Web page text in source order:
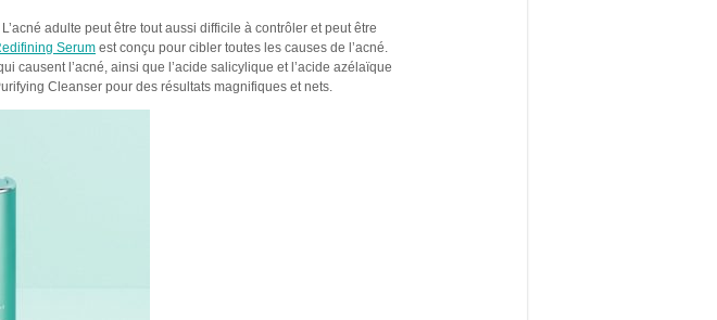
adulte peut être tout aussi difficile à contrôler et peut être
Serum est conçu pour cibler toutes les causes de l’acné.
causent l’acné, ainsi que l’acide salicylique et l’acide azélaïque
Cleanser pour des résultats magnifiques et nets.